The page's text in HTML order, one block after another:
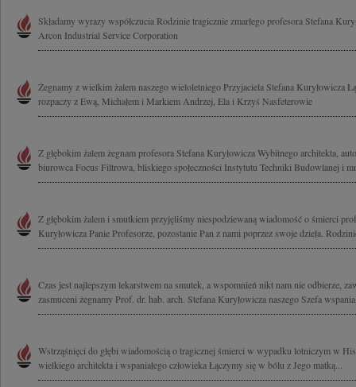
Składamy wyrazy współczucia Rodzinie tragicznie zmarłego profesora Stefana
Arcon Industrial Service Corporation
Żegnamy z wielkim żalem naszego wieloletniego Przyjaciela Stefana Kuryłowicza
rozpaczy z Ewą, Michałem i Markiem Andrzej, Ela i Krzyś Nasfeterowie
Z głębokim żalem żegnam profesora Stefana Kuryłowicza Wybitnego architekta,
biurowca Focus Filtrowa, bliskiego społeczności Instytutu Techniki Budowlanej i
Z głębokim żalem i smutkiem przyjęliśmy niespodziewaną wiadomość o śmierci
Kuryłowicza Panie Profesorze, pozostanie Pan z nami poprzez swoje dzieła.
Czas jest najlepszym lekarstwem na smutek, a wspomnień nikt nam nie odbierze,
zasmuceni żegnamy Prof. dr. hab. arch. Stefana Kuryłowicza naszego Szefa
Wstrząśnięci do głębi wiadomością o tragicznej śmierci w wypadku lotniczym w
wielkiego architekta i wspaniałego człowieka Łączymy się w bólu z Jego matką...